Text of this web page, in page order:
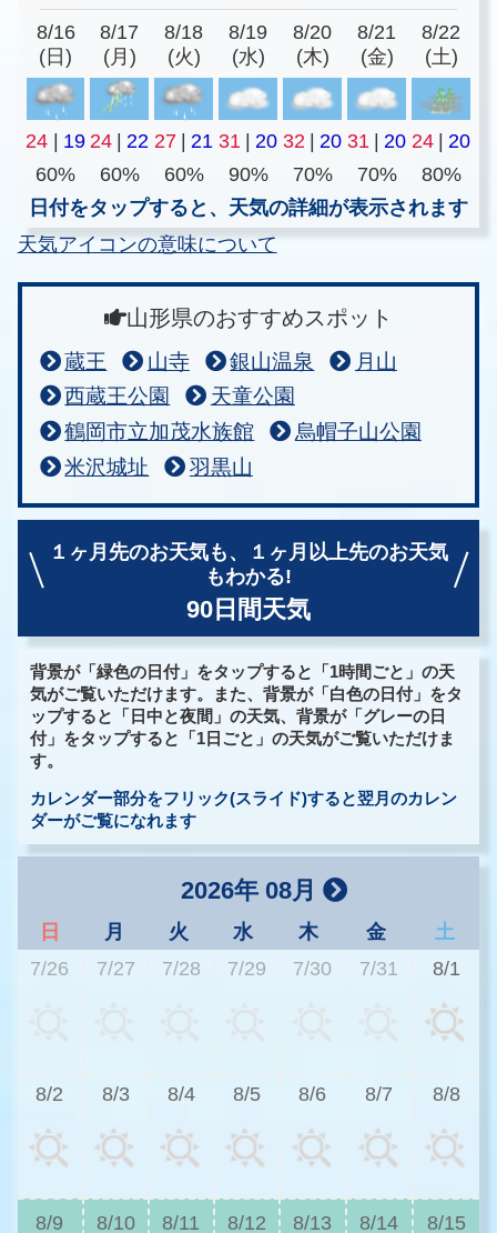
8/16
(日)
8/17
(月)
8/18
(火)
8/19
(水)
8/20
(木)
8/21
(金)
8/22
(土)
24 | 19 24 | 22 27 | 21 31 | 20 32 | 20 31 | 20 24 | 20
60%
60% 60% 90% 70% 70%
80%
日付をタップすると、天気の詳細が表示されます
天気アイコンの意味について
山形県のおすすめスポット
蔵王 山寺 銀山温泉
月山
西蔵王公園
天童公園
鶴岡市立加茂水族館
烏帽子山公園
米沢城址
羽黒山
１ヶ月先のお天気も、
１ヶ月以上先のお天気
もわかる!
90日間天気
背景が「緑色の日付」をタップすると「1時間ごと」の天
気がご覧いただけます。また、背景が「白色の日付」をタ
ップすると「日中と夜間」の天気、背景が「グレーの日
付」をタップすると「1日ごと」の天気がご覧いただけま
す。
カレンダー部分をフリック(スライド)すると翌月のカレン
ダーがご覧になれます
2026年 08月
日 月 火 水 木 金
土
7/26
7/27 7/28 7/29 7/30 7/31 8/1
8/2 8/3 8/4 8/5 8/6 8/7 8/8
8/9 8/10 8/11 8/12 8/13 8/14 8/15